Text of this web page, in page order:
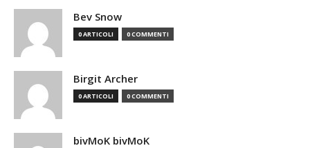
Bev Snow
0 ARTICOLI 0 COMMENTI
Birgit Archer
0 ARTICOLI 0 COMMENTI
bivMoK bivMoK